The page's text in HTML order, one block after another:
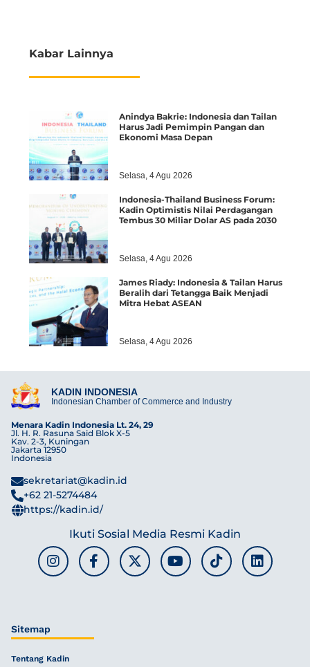
Kabar Lainnya
Anindya Bakrie: Indonesia dan Tailan
Harus Jadi Pemimpin Pangan dan
Ekonomi Masa Depan
Selasa, 4 Agu 2026
Indonesia-Thailand Business Forum:
Kadin Optimistis Nilai Perdagangan
Tembus 30 Miliar Dolar AS pada 2030
Selasa, 4 Agu 2026
James Riady: Indonesia & Tailan Harus
Beralih dari Tetangga Baik Menjadi
Mitra Hebat ASEAN
Selasa, 4 Agu 2026
KADIN INDONESIA
Indonesian Chamber of Commerce and Industry
Menara Kadin Indonesia Lt. 24, 29
Jl. H. R. Rasuna Said Blok X-5
Kav. 2-3, Kuningan
Jakarta 12950
Indonesia
sekretariat@kadin.id
+62 21-5274484
https://kadin.id/
Ikuti Sosial Media Resmi Kadin
Sitemap
Tentang Kadin